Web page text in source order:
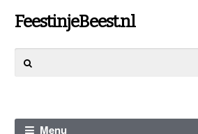
Ga
naar
navigatie
Ga
naar
de
FeestinjeBeest.nl
naar:
Menu